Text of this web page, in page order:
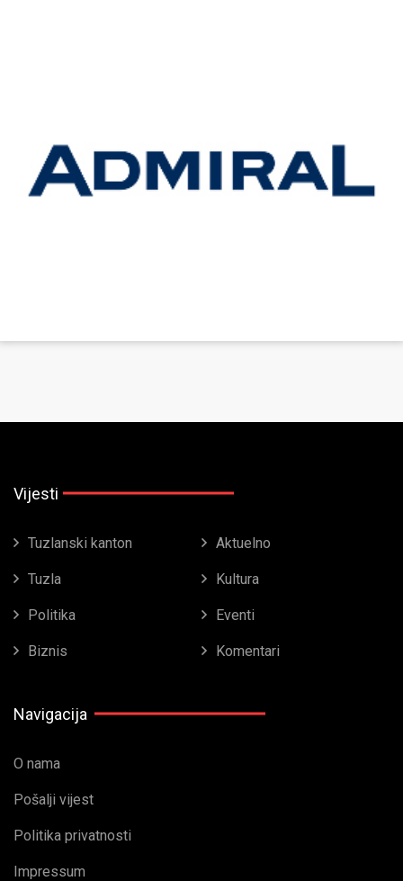
Vijesti
Tuzlanski kanton Aktuelno
Tuzla Kultura
Politika Eventi
Biznis Komentari
Navigacija
O nama
Pošalji vijest
Politika privatnosti
Impressum